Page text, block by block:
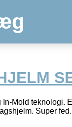
Mold teknologi.
Super fed.